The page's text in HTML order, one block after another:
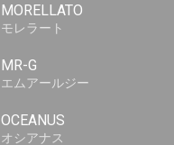
MORELLATO
モレラート
MR-G
エムアールジー
OCEANUS
オシアナス